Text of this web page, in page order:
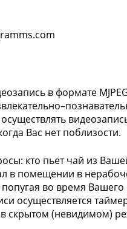
в формате
Вас нет поблизости.
кто пьет чай из
в помещении в
во время Вашего
осуществляется
скрытом (невидимом)